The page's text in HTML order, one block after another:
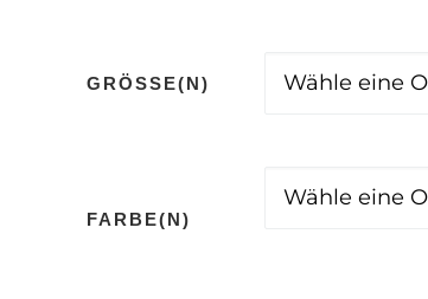
GRÖSSE(N)
FARBE(N)